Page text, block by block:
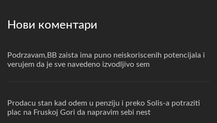
Нови коментари
Podrzavam,BB zaista ima puno neiskoriscenih potencijala i
verujem da je sve navedeno izvodljivo sem
Prodacu stan kad odem u penziju i preko Solis-a potraziti
plac na Fruskoj Gori da napravim sebi nest